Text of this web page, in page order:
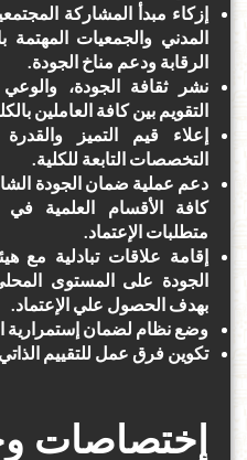
إزكاء مبدأ المشاركة
المدني والجمعيات المهتمة
الرقابة ودعم مناخ الجودة.
نشر ثقافة الجودة،
التقويم بين كافة العاملين
إعلاء قيم التميز
التخصصات
دعم عملية ضمان الجودة
كافة الأقسام العلمية
متطلبات الإعتماد.
إقامة علاقات تبادلية مع
الجودة على المستوى
بهدف الحصول علي الإعتماد.
وضع نظام لضمان إستمرارية
تكوين فرق عمل للتقييم